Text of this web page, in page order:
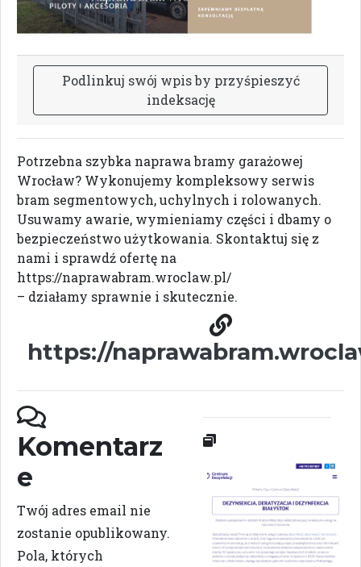
Podlinkuj swój wpisby przyśpieszyć
indeksację
Potrzebna szybka naprawa bramy garażowej
Wrocław? Wykonujemy kompleksowy serwis
bram segmentowych, uchylnych i rolowanych.
Usuwamy awarie, wymieniamy części i dbamy o
bezpieczeństwo użytkowania. Skontaktuj się z
nami i sprawdź ofertę na
https://naprawabram.wroclaw.pl/
– działamy sprawnie i skutecznie.
https://
Komentarz
e
Twój adres email nie
zostanie opublikowany.
Pola, których